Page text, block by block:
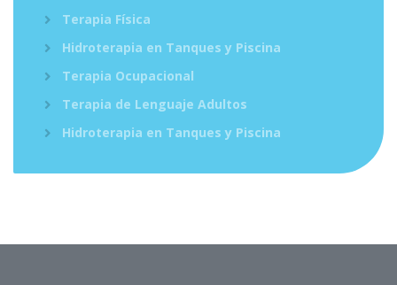
Terapia Física
Hidroterapia en Tanques y Piscina
Terapia Ocupacional
Terapia de Lenguaje Adultos
Hidroterapia en Tanques y Piscina